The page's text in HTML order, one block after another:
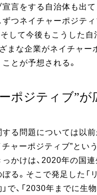
言をする自治体も出て
つネイチャーポジテ
して今後もこうした自
まな企業がネイチャー
とが予想される。
ポジティブ”が
る問題については以
チャーポジティブ”とい
かけは、2020年の国
る。そこで発足した「
で、「2030年までに生